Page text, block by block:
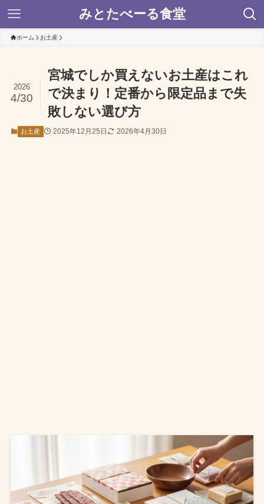
みとたべーる食堂
ホーム お土産
宮城でしか買えないお土産はこれ
で決まり！定番から限定品まで失
敗しない選び方
2026
4/30
お土産 2025年12月25日 2026年4月30日